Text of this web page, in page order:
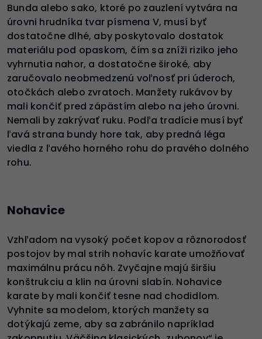
Bunda alebo sako, ktoré po zauzlení vytvára na
úrovni hrudníka tvar písmena V, musí byť
dostatočne dlhé, aby poskytovalo dostatok
materiálu pod opaskom, čím sa zníži riziko jeho
vyhrnutia nahor, a dostatočne široké, aby
zaručovalo neobmedzenú voľnosť pri úderoch,
otočkách alebo zvratoch. Manžety rukávov by
mali končiť pred zápästím alebo na jeho úrovni.
Nemali by zakrývať ruku. Podľa tradície musí byť
ľavá strana bundy hore tak, aby predná léga
viedla z ľavého horného rohu do pravého dolného
rohu.
Nohavice
Vzhľadom na vysoký počet kopov a rôznorodosť
postojov by mal strih nohavíc karate umožňovať
maximálnu prácu nôh. Zvyčajne majú širšiu
konštrukciu a klin na úrovni slabín. Nohavice
karate by mali končiť tesne nad chodidlom.
Vyhnite sa modelom, ktorých manžety sa
dotýkajú zeme, aby sa zabránilo napríklad